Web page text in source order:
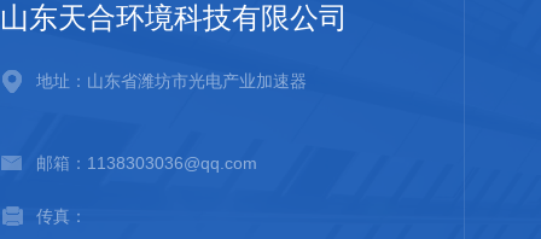
山东天合环境科技有限公司
地址：山东省潍坊市光电产业加速器
邮箱：1138303036@qq.com
传真：